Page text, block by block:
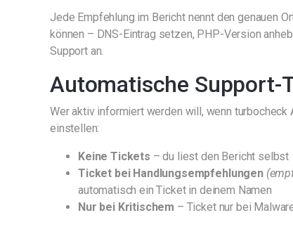
Jede Empfehlung im Bericht nennt den genauen
können – DNS-Eintrag setzen, PHP-Version
Support an.
Automatische Support-
Wer aktiv informiert werden will, wenn
einstellen:
Keine Tickets – du liest den Bericht selbst
Ticket bei Handlungsempfehlungen
automatisch ein Ticket in deinem Namen
Nur bei Kritischem – Ticket nur bei